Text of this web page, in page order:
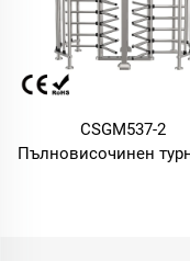
CSGM537-2
Пълновисочинен